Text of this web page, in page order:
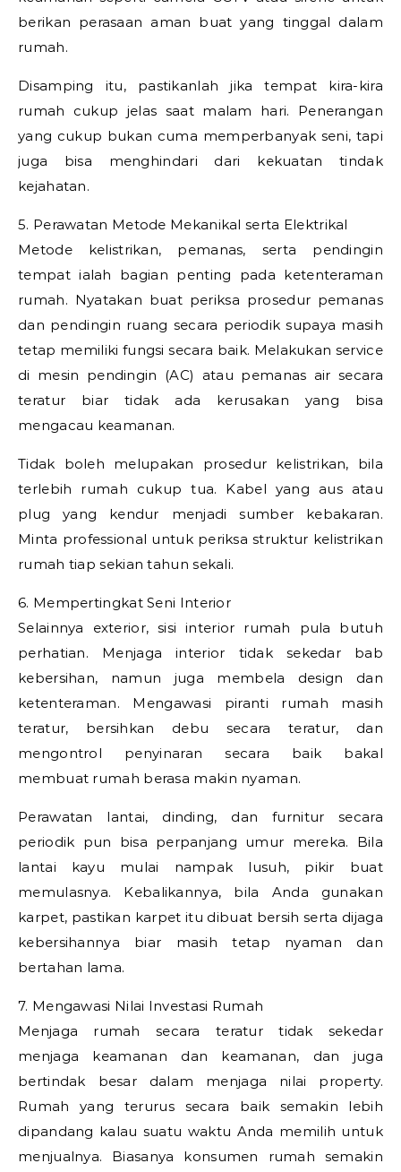
berikan perasaan aman buat yang tinggal dalam
rumah.
Disamping itu, pastikanlah jika tempat kira-kira
rumah cukup jelas saat malam hari. Penerangan
yang cukup bukan cuma memperbanyak seni, tapi
juga bisa menghindari dari kekuatan tindak
kejahatan.
5. Perawatan Metode Mekanikal serta Elektrikal
Metode kelistrikan, pemanas, serta pendingin
tempat ialah bagian penting pada ketenteraman
rumah. Nyatakan buat periksa prosedur pemanas
dan pendingin ruang secara periodik supaya masih
tetap memiliki fungsi secara baik. Melakukan service
di mesin pendingin (AC) atau pemanas air secara
teratur biar tidak ada kerusakan yang bisa
mengacau keamanan.
Tidak boleh melupakan prosedur kelistrikan, bila
terlebih rumah cukup tua. Kabel yang aus atau
plug yang kendur menjadi sumber kebakaran.
Minta professional untuk periksa struktur kelistrikan
rumah tiap sekian tahun sekali.
6. Mempertingkat Seni Interior
Selainnya exterior, sisi interior rumah pula butuh
perhatian. Menjaga interior tidak sekedar bab
kebersihan, namun juga membela design dan
ketenteraman. Mengawasi piranti rumah masih
teratur, bersihkan debu secara teratur, dan
mengontrol penyinaran secara baik bakal
membuat rumah berasa makin nyaman.
Perawatan lantai, dinding, dan furnitur secara
periodik pun bisa perpanjang umur mereka. Bila
lantai kayu mulai nampak lusuh, pikir buat
memulasnya. Kebalikannya, bila Anda gunakan
karpet, pastikan karpet itu dibuat bersih serta dijaga
kebersihannya biar masih tetap nyaman dan
bertahan lama.
7. Mengawasi Nilai Investasi Rumah
Menjaga rumah secara teratur tidak sekedar
menjaga keamanan dan keamanan, dan juga
bertindak besar dalam menjaga nilai property.
Rumah yang terurus secara baik semakin lebih
dipandang kalau suatu waktu Anda memilih untuk
menjualnya. Biasanya konsumen rumah semakin